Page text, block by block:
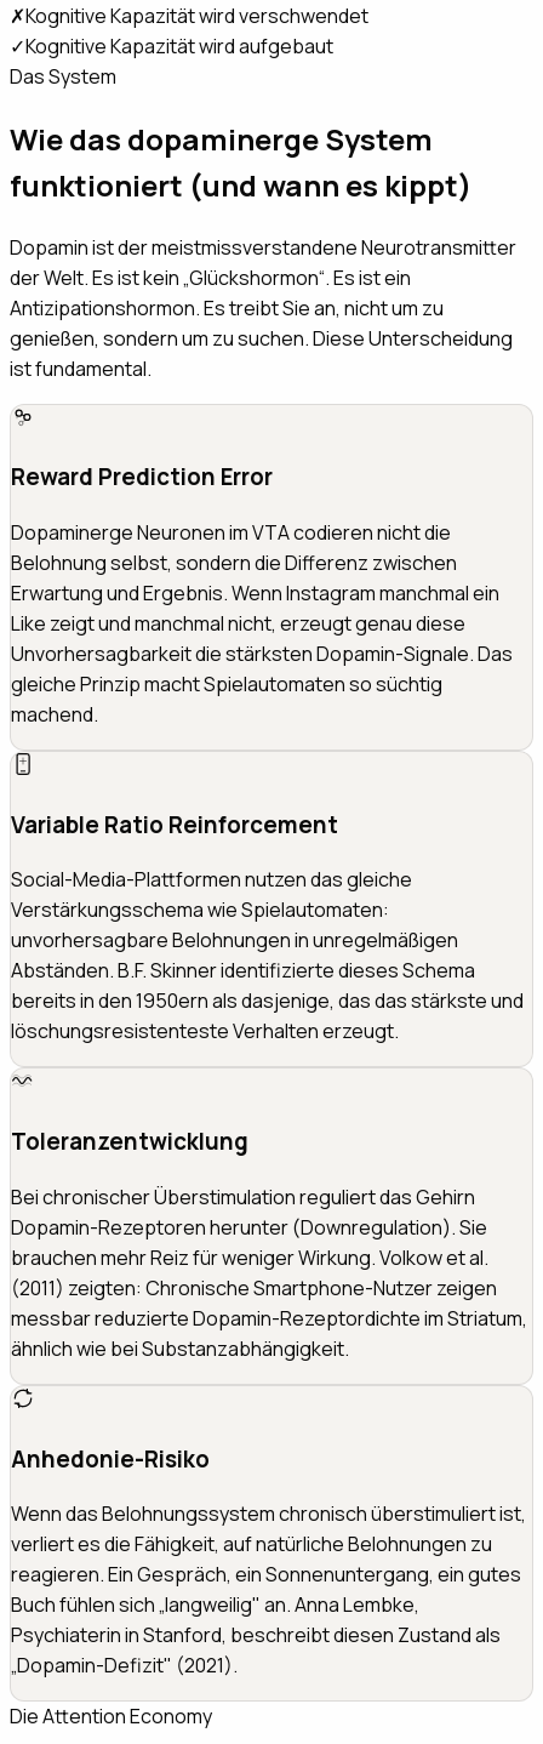
✗Kognitive Kapazität wird verschwendet
✓Kognitive Kapazität wird aufgebaut
Das System
Wie das dopaminerge System
funktioniert (und wann es kippt)
Dopamin ist der meistmissverstandene Neurotransmitter
der Welt. Es ist kein „Glückshormon“. Es ist ein
Antizipationshormon. Es treibt Sie an, nicht um zu
genießen, sondern um zu suchen. Diese Unterscheidung
ist fundamental.
Reward Prediction Error
Dopaminerge Neuronen im VTA codieren nicht die
Belohnung selbst, sondern die Differenz zwischen
Erwartung und Ergebnis. Wenn Instagram manchmal ein
Like zeigt und manchmal nicht, erzeugt genau diese
Unvorhersagbarkeit die stärksten Dopamin-Signale. Das
gleiche Prinzip macht Spielautomaten so süchtig
machend.
Variable Ratio Reinforcement
Social-Media-Plattformen nutzen das gleiche
Verstärkungsschema wie Spielautomaten:
unvorhersagbare Belohnungen in unregelmäßigen
Abständen. B.F. Skinner identifizierte dieses Schema
bereits in den 1950ern als dasjenige, das das stärkste und
löschungsresistenteste Verhalten erzeugt.
Toleranzentwicklung
Bei chronischer Überstimulation reguliert das Gehirn
Dopamin-Rezeptoren herunter (Downregulation). Sie
brauchen mehr Reiz für weniger Wirkung. Volkow et al.
(2011) zeigten: Chronische Smartphone-Nutzer zeigen
messbar reduzierte Dopamin-Rezeptordichte im Striatum,
ähnlich wie bei Substanzabhängigkeit.
Anhedonie-Risiko
Wenn das Belohnungssystem chronisch überstimuliert ist,
verliert es die Fähigkeit, auf natürliche Belohnungen zu
reagieren. Ein Gespräch, ein Sonnenuntergang, ein gutes
Buch fühlen sich „langweilig" an. Anna Lembke,
Psychiaterin in Stanford, beschreibt diesen Zustand als
„Dopamin-Defizit" (2021).
Die Attention Economy